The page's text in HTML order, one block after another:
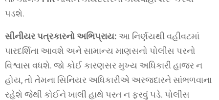
પડશે.
સીનીયર પત્રકારનો અભિપ્રાય: આ નિર્ણયથી વહીવટમાં
પારદર્શિતા આવશે અને સામાન્ય માણસનો પોલીસ પરનો
વિશ્વાસ વધશે. જો કોઈ કારણસર મુખ્ય અધિકારી હાજર ન
હોય, તો તેમના સિનિયર અધિકારીએ અરજદારને સાંભળવાના
રહેશે જેથી કોઈને ખાલી હાથે પરત ન ફરવું પડે. પોલીસ